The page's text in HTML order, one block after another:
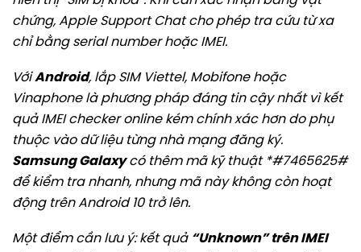
chứng, Apple Support Chat cho phép tra cứu từ xa
chỉ bằng serial number hoặc IMEI.
VớiAndroid, lắp SIM Viettel, Mobifone hoặc
Vinaphone là phương pháp đáng tin cậy nhất vì kết
quả IMEI checker online kém chính xác hơn do phụ
thuộc vào dữ liệu từng nhà mạng đăng ký.
Samsung Galaxycó thêm mã kỹ thuật *#7465625#
để kiểm tra nhanh, nhưng mã này không còn hoạt
động trên Android 10 trở lên.
Một điểm cần lưu ý: kết quả “Unknown” trên IMEI